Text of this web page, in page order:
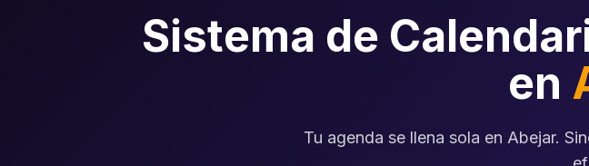
Sistema de
en
Tu agenda se llena sola en Abejar.